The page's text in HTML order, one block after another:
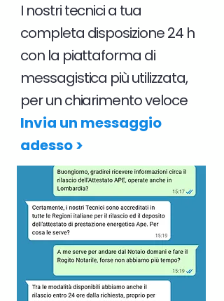
I nostri tecnici a tua
completa disposizione 24 h
con la piattaforma di
messagistica più utilizzata,
per un chiarimento veloce
Invia un messaggio
adesso >